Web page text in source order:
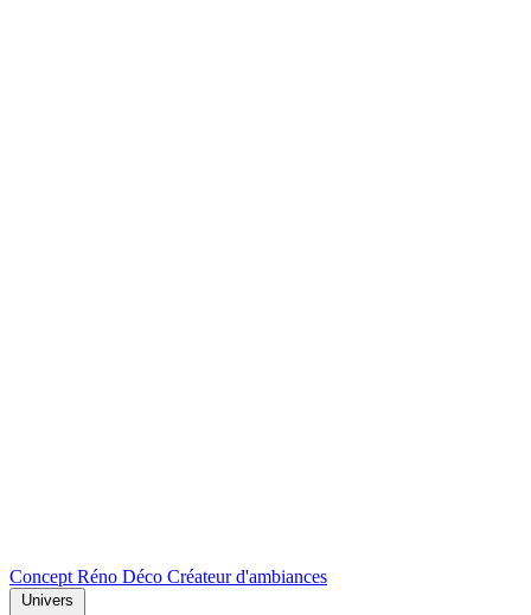
Concept Réno Déco Créateur d'ambiances